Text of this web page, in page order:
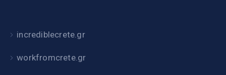
incrediblecrete.gr
workfromcrete.gr